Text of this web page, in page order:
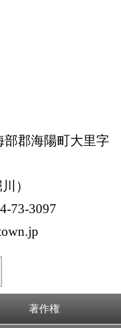
部郡海陽町大里字
）
73-3097
著作権